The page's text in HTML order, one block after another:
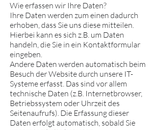
Wie erfassen wir Ihre Daten?
Ihre Daten werden zum einen dadurch
erhoben, dass Sie uns diese mitteilen.
Hierbei kann es sich z.B. um Daten
handeln, die Sie in ein Kontaktformular
eingeben.
Andere Daten werden automatisch beim
Besuch der Website durch unsere IT-
Systeme erfasst. Das sind vor allem
technische Daten (z.B. Internetbrowser,
Betriebssystem oder Uhrzeit des
Seitenaufrufs). Die Erfassung dieser
Daten erfolgt automatisch, sobald Sie